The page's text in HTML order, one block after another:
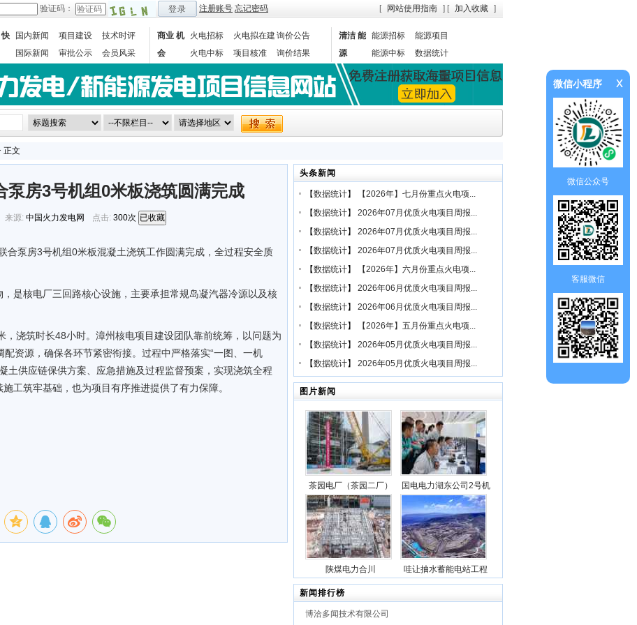
验证码： 登录 注册账号 忘记密码 [ 网站使用指南 ] [ 加入收藏 ]
快
国内新闻 项目建设
技术时评
国际新闻
审批公示 会员风采
商业 机
会
火电招标 火电拟在建询价公告
火电中标
项目核准
询价结果
清洁 能
源
能源招标
能源项目
能源中标
数据统计
正文
泵房3号机组0米板浇筑圆满完成
来源: 中国火力发电网 点击: 300次 已收藏
合泵房3号机组0米板混凝土浇筑工作圆满完成，全过程安全质
是核电厂三回路核心设施，主要承担常规岛凝汽器冷源以及核
，浇筑时长48小时。漳州核电项目建设团队靠前统筹，以问题为
资源，确保各环节紧密衔接。过程中严格落实“一图、一机
土供应链保供方案、应急措施及过程监督预案，实现浇筑全程
工筑牢基础，也为项目有序推进提供了有力保障。
头条新闻
【数据统计】
【2026年】七月份重点火电项...
【数据统计】 2026年07月优质火电项目周报...
【数据统计】 2026年07月优质火电项目周报...
【数据统计】 2026年07月优质火电项目周报...
【数据统计】
【2026年】六月份重点火电项...
【数据统计】 2026年06月优质火电项目周报...
【数据统计】 2026年06月优质火电项目周报...
【数据统计】
【2026年】五月份重点火电项...
【数据统计】 2026年05月优质火电项目周报...
【数据统计】 2026年05月优质火电项目周报...
图片新闻
茶园电厂（茶园二厂）
二期“等容量替
代”（1×660兆瓦）煤电
项目3号机组锅炉钢架首
吊成功
国电电力湖东公司2号机
组锅炉点火一次成功
陕煤电力合川
2×1000MW清洁煤电扩
建项目1号锅炉第一层钢
哇让抽水蓄能电站工程
新闻排行榜
博洽多闻技术有限公司
微信小程序 x
微信公众号
客服微信